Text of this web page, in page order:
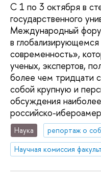
С 1 по 3 октября в
государственного
Международный
в
современность»,
ученых, экспертов,
более чем тридцати
собой крупную и
обсуждения
российско-
Наука
репортаж о